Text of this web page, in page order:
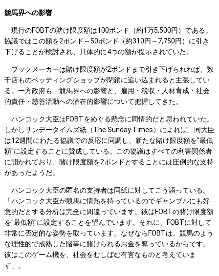
競馬界への影響
現行のFOBTの賭け限度額は100ポンド（約1万5,500円）である。
協議ではこの額を2ポンド～50ポンド（約310円～7,750円）に引き
下げることが検討され、具体的に4つの額が提示されていた。
ブックメーカーは賭け限度額が2ポンドまで引き下げられれば、数
千店ものベッティングショップが閉鎖に追い込まれると主張してい
る。一方政府も、競馬界への影響と、雇用・税収・人材育成・社会
的責任・慈善活動への潜在的影響について把握してきた。
ハンコック大臣はFOBTをめぐる懸念に同情的だと思われていた。
しかしサンデータイムズ紙（The Sunday Times）によれば、同大臣
は12週間にわたる協議での反応に同調し、新たな賭け限度額を"最低
額"に設定することに賛成している。この協議はすべての利害関係者
に開かれており、賭け限度額を2ポンドとすることには圧倒的な支持
があったようだ。
ハンコック大臣の匿名の支持者は同紙に対してこう語っている。
「ハンコック大臣が競馬に情熱を持っているのでギャンブルにも好
意的だとする分析は完全に間違っています。彼はFOBTの賭け限度額
を"最低額"に設定することを望んでいます。それに、FOBTに対して
非常に否定的な姿勢を取っています。なぜならFOBTは、競馬のよう
な理性的で成熟した賭事に賭けられるお金を奪っているからです。
彼はこのゲーム機を、社会をむしばむ有害なものと考えていま
す」。